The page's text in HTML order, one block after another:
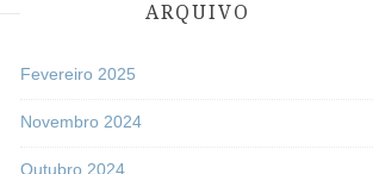
ARQUIVO
Fevereiro 2025
Novembro 2024
Outubro 2024